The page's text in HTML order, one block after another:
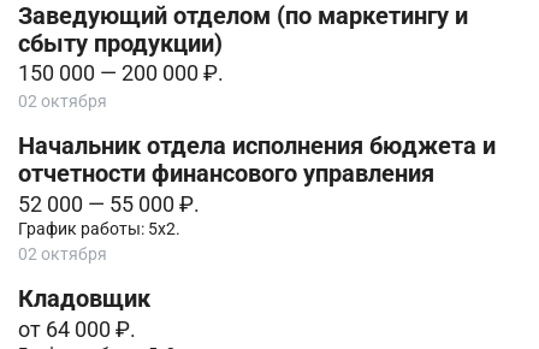
Заведующий отделом (по маркетингу и
сбыту продукции)
150 000 — 200 000 ₽.
02 октября
Начальник отдела исполнения бюджета и
отчетности финансового управления
52 000 — 55 000 ₽.
График работы: 5х2.
02 октября
Кладовщик
от 64 000 ₽.